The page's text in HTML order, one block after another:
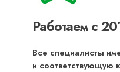
Работаем с
Все специалисты
и соответствующую